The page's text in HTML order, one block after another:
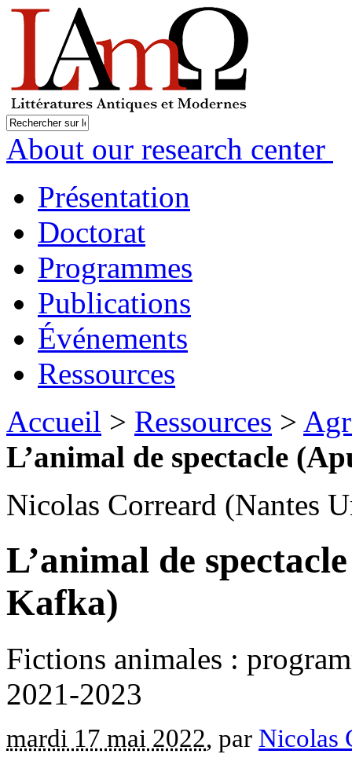
About our research center
Présentation
Doctorat
Programmes
Publications
Événements
Ressources
Accueil > Ressources >
L’animal de spectacle
Nicolas Correard (Nantes
L’animal de
Kafka)
Fictions animales :
2021-2023
mardi 17 mai 2022, par Nicolas